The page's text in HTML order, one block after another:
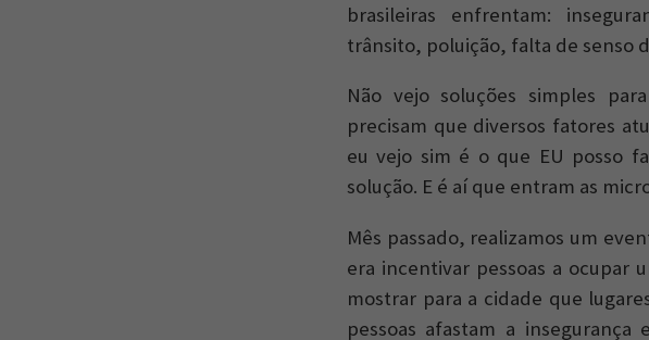
brasileiras enfrentam:
trânsito, poluição, falta de senso
Não vejo soluções simples
precisam que diversos fatores
eu vejo sim é o que EU posso
solução. E é aí que entram as
Mês passado, realizamos um
era incentivar pessoas a ocupar
mostrar para a cidade que
pessoas afastam a